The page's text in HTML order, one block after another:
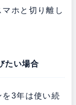
ホと切り離し
たい場合
を3年は使い続